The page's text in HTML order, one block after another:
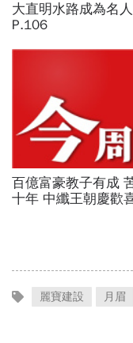
大直明水路成為名
P.106
百億富豪教子有成
十年 中纖王朝慶歡
麗寶建設 月眉